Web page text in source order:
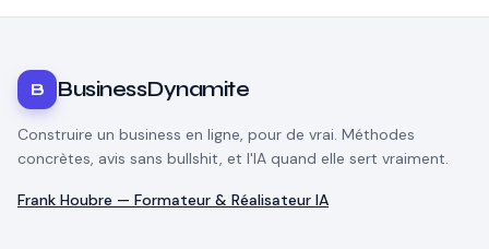
B BusinessDynamite
Construire un business en ligne, pour de vrai. Méthodes
concrètes, avis sans bullshit, et l'IA quand elle sert vraiment.
Frank Houbre — Formateur & Réalisateur IA